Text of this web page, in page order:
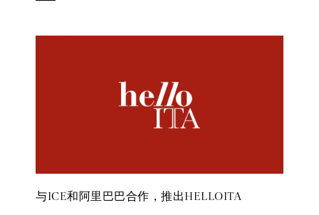
与ICE和阿里巴巴合作，推出HELLOITA